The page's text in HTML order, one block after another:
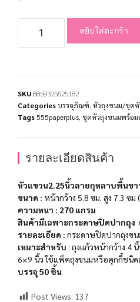
หยิบใส่ตะกร้า
SKU8859325625182
Categoriesบรรจุภัณฑ์ หัวถุงขนม/ชุดหั
Tags555paperplus ชุดหัวถุงขนมพร้อม
รายละเอียดสินค้า
หัวแขวน2.25นิ้วลายกุหลาบพื้นขา
ขนาด : หน้ากว้าง 5.8 ซม. สูง 7.3 ซม
ความหนา : 270 แกรม
สินค้ามีเฉพาะกระดาษปิดปากถุ
รายละเอียด : กระดาษปิดปากถุงข
เหมาะสำ​หรับ : ถุงแก้วหน้ากว้าง
6×9 นิ้ว ใช้แพ็คถุงขนมหรือคุกกี้ชนิ
บรรจุ 50 ชิ้น
Post Views: 137